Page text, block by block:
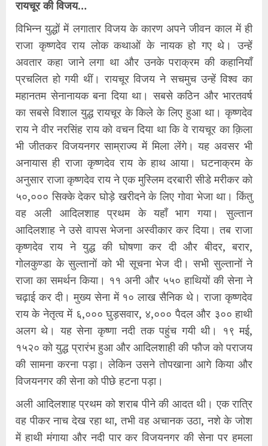
रायचूर की विजय…
विभिन्न युद्धों में लगातार विजय के कारण अपने जीवन काल में ही
राजा कृष्णदेव राय लोक कथाओं के नायक हो गए थे। उन्हें
अवतार कहा जाने लगा था और उनके पराक्रम की कहानियाँ
प्रचलित हो गयी थीं। रायचूर विजय ने सचमुच उन्हें विश्व का
महानतम सेनानायक बना दिया था। सबसे कठिन और भारतवर्ष
का सबसे विशाल युद्ध रायचूर के किले के लिए हुआ था। कृष्णदेव
राय ने वीर नरसिंह राय को वचन दिया था कि वे रायचूर का क़िला
भी जीतकर विजयनगर साम्राज्य में मिला लेंगे। यह अवसर भी
अनायास ही राजा कृष्णदेव राय के हाथ आया। घटनाक्रम के
अनुसार राजा कृष्णदेव राय ने एक मुस्लिम दरबारी सीडे मरीकर को
५०,००० सिक्के देकर घोड़े खरीदने के लिए गोवा भेजा था। किंतु
वह अली आदिलशाह प्रथम के यहाँ भाग गया। सुल्तान
आदिलशाह ने उसे वापस भेजना अस्वीकार कर दिया। तब राजा
कृष्णदेव राय ने युद्ध की घोषणा कर दी और बीदर, बरार,
गोलकुण्डा के सुल्तानों को भी सूचना भेज दी। सभी सुल्तानों ने
राजा का समर्थन किया। ११ अनी और ५५० हाथियों की सेना ने
चढ़ाई कर दी। मुख्य सेना में १० लाख सैनिक थे। राजा कृष्णदेव
राय के नेतृत्व में ६,००० घुड़सवार, ४,००० पैदल और ३०० हाथी
अलग थे। यह सेना कृष्णा नदी तक पहुंच गयी थी। १९ मई,
१५२० को युद्ध प्रारंभ हुआ और आदिलशाही की फौज को पराजय
की सामना करना पड़ा। लेकिन उसने तोपखाना आगे किया और
विजयनगर की सेना को पीछे हटना पड़ा।
अली आदिलशाह प्रथम को शराब पीने की आदत थी। एक रात्रि
वह पीकर नाच देख रहा था, तभी वह अचानक उठा, नशे के जोश
में हाथी मंगाया और नदी पार कर विजयनगर की सेना पर हमला